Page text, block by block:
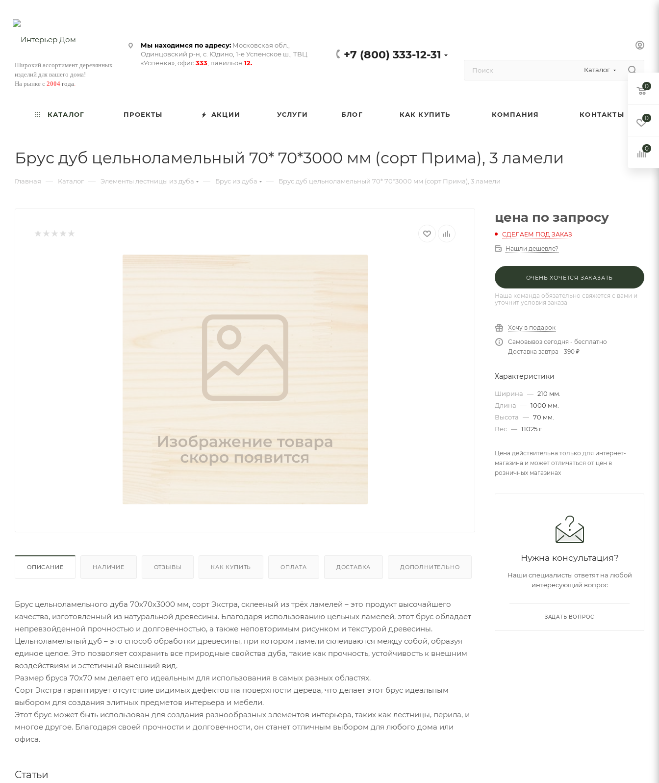
Широкий ассортимент деревянных
изделий для вашего дома!
На рынке с 2004 года.
Мы находимся по адресу: Московская обл.,
Одинцовский р-н, с. Юдино, 1-е Успенское ш., ТВЦ
«Успенка», офис333 , павильон 12.
+7 (800) 333-12-31
Каталог
КАТАЛОГ ПРОЕКТЫ АКЦИИ УСЛУГИ БЛОГ КАК КУПИТЬ КОМПАНИЯ КОНТАКТЫ
Брус дуб цельноламельный 70* 70*3000 мм (сорт Прима), 3 ламели
Главная — Каталог — Элементы лестницы из дуба — Брус из дуба — Брус дуб цельноламельный 70* 70*3000 мм (сорт Прима), 3 ламели
ОПИСАНИЕ НАЛИЧИЕ ОТЗЫВЫ КАК КУПИТЬ ОПЛАТА ДОСТАВКА ДОПОЛНИТЕЛЬНО
Брус цельноламельного дуба 70х70х3000 мм, сорт Экстра, склееный из трёх ламелей – это продукт высочайшего
качества, изготовленный из натуральной древесины. Благодаря использованию цельных ламелей, этот брус обладает
непревзойденной прочностью и долговечностью, а также неповторимым рисунком и текстурой древесины.
Цельноламельный дуб – это способ обработки древесины, при котором ламели склеиваются между собой, образуя
единое целое. Это позволяет сохранить все природные свойства дуба, такие как прочность, устойчивость к внешним
воздействиям и эстетичный внешний вид.
Размер бруса 70x70 мм делает его идеальным для использования в самых разных областях.
Сорт Экстра гарантирует отсутствие видимых дефектов на поверхности дерева, что делает этот брус идеальным
выбором для создания элитных предметов интерьера и мебели.
Этот брус может быть использован для создания разнообразных элементов интерьера, таких как лестницы, перила, и
многое другое. Благодаря своей прочности и долговечности, он станет отличным выбором для любого дома или
офиса.
Статьи
цена по запросу
СДЕЛАЕМ ПОД ЗАКАЗ
Нашли дешевле?
ОЧЕНЬ ХОЧЕТСЯ ЗАКАЗАТЬ
Наша команда обязательно свяжется с вами и
уточнит условия заказа
Хочу в подарок
Самовывоз сегодня - бесплатно
Доставка завтра - 390 ₽
Характеристики
Ширина — 210 мм.
Длина — 1000 мм.
Высота — 70 мм.
Вес — 11025 г.
Цена действительна только для интернет-
магазина и может отличаться от цен в
розничных магазинах
Нужна консультация?
Наши специалисты ответят на любой
интересующий вопрос
ЗАДАТЬ ВОПРОС
0
0
0